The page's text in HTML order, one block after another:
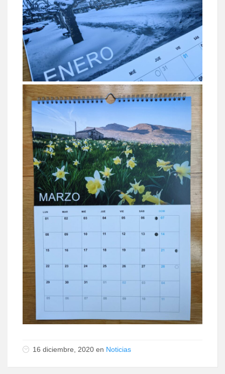
16 diciembre, 2020 en Noticias